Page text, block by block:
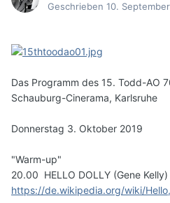
Geschrieben 10.
Das Programm des 15. Todd-AO
Schauburg-Cinerama, Karlsruhe
Donnerstag 3. Oktober 2019
"Warm-up"
20.00 HELLO DOLLY (Gene
https://de.wikipedia.org/wiki/